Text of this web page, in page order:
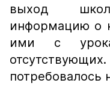
выход
информацию о
ими с
потребовалось